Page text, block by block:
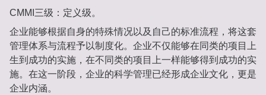
CMMI三级：定义级。
企业能够根据⾃身的特殊情况以及⾃⼰的标准流程，将这套
管理体系与流程予以制度化。企业不仅能够在同类的项⽬上
⽣到成功的实施，在不同类的项⽬上⼀样能够得到成功的实
施。在这⼀阶段，企业的科学管理已经形成企业⽂化，更是
企业内涵。